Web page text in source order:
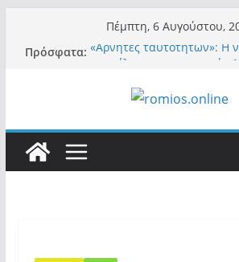
περιεχόμενο
Πέμπτη, 6 Αυγούστου,
Πρόσφατα: «Αρνητές ταυτοτήτων»: Η
Κασιδιάρη – Οι ένοικοι
Ελλάδα
Σύρος: Βρετανίδα
42 ημέρες μετά από